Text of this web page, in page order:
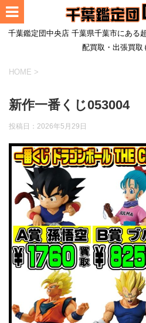
千葉鑑定団中央店 千葉県千葉市にあ
配買取・出張買取
HOME >
新作一番くじ053004
投稿日： 2026年5月29日